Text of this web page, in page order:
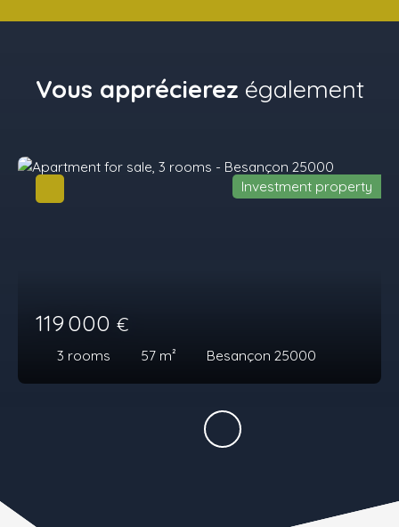
Vous apprécierez également
119 000 €
3 rooms 57 m² Besançon 25000
Investment property